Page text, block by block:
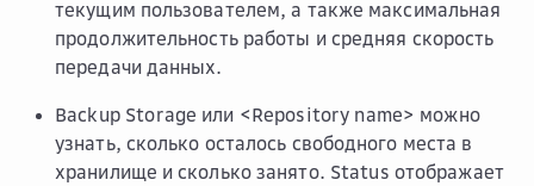
текущим пользователем, а также максимальная
продолжительность работы и средняя скорость
передачи данных.
Backup Storage или <Repository name> можно
узнать, сколько осталось свободного места в
хранилище и сколько занято. Status отображает